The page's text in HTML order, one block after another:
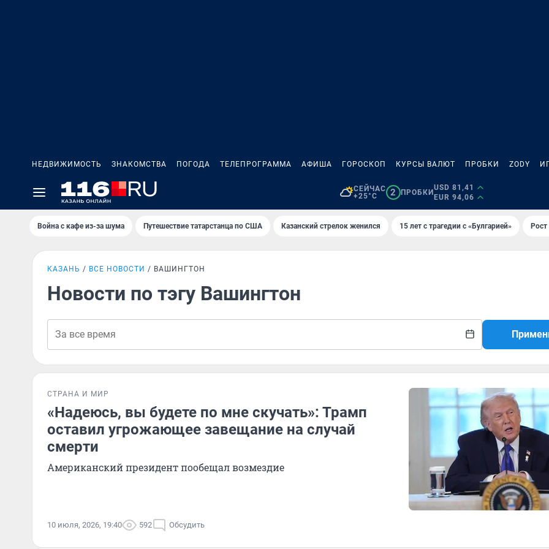
НЕДВИЖИМОСТЬ ЗНАКОМСТВА ПОГОДА ТЕЛЕПРОГРАММА АФИША ГОРОСКОП КУРСЫ ВАЛЮТ ПРОБКИ ZODY
СЕЙЧАС
+25°C
2 ПРОБКИ
USD 81,41
EUR 94,06
Война с кафе из-за шума Путешествие татарстанца по США Казанский стрелок женился 15 лет с трагедии с «Булгарией»
КАЗАНЬ ВСЕ НОВОСТИ ВАШИНГТОН
Новости по тэгу Вашингтон
СТРАНА И МИР
«Надеюсь, вы будете по мне скучать»: Трамп
оставил угрожающее завещание на случай
смерти
Американский президент пообещал возмездие
10 июля, 2026, 19:40 592 Обсудить